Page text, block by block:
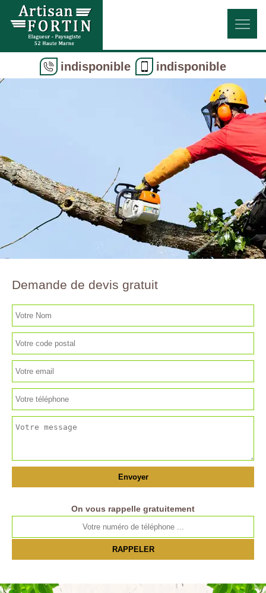
indisponible indisponible
Demande de devis gratuit
On vous rappelle gratuitement